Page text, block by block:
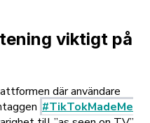
viktigt på
där användare
#TikTokMadeMe